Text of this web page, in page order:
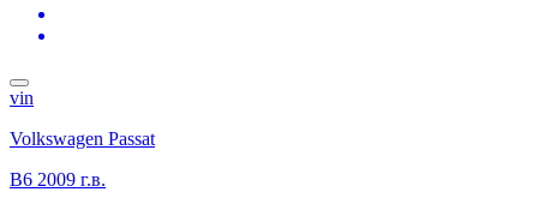
vin
Volkswagen Passat
B6 2009 г.в.